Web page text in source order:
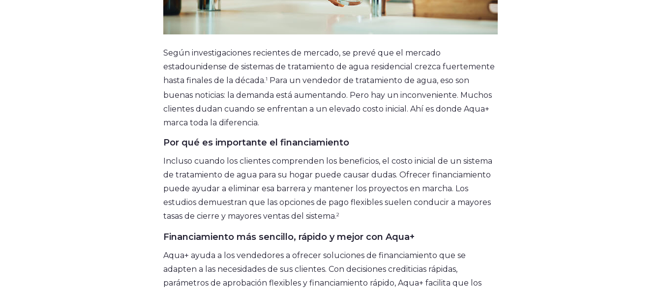
Según investigaciones recientes de mercado, se prevé que el mercado
estadounidense de sistemas de tratamiento de agua residencial crezca fuertemente
hasta finales de la década.1 Para un vendedor de tratamiento de agua, eso son
buenas noticias: la demanda está aumentando. Pero hay un inconveniente. Muchos
clientes dudan cuando se enfrentan a un elevado costo inicial. Ahí es donde Aqua+
marca toda la diferencia.
Por qué es importante el financiamiento
Incluso cuando los clientes comprenden los beneficios, el costo inicial de un sistema
de tratamiento de agua para su hogar puede causar dudas. Ofrecer financiamiento
puede ayudar a eliminar esa barrera y mantener los proyectos en marcha. Los
estudios demuestran que las opciones de pago flexibles suelen conducir a mayores
tasas de cierre y mayores ventas del sistema.2
Financiamiento más sencillo, rápido y mejor con Aqua+
Aqua+ ayuda a los vendedores a ofrecer soluciones de financiamiento que se
adapten a las necesidades de sus clientes. Con decisiones crediticias rápidas,
parámetros de aprobación flexibles y financiamiento rápido, Aqua+ facilita que los